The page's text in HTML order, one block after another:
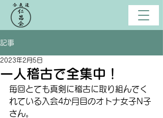
記事
一人稽古で全集中！
2023年2月5日
毎回とても真剣に稽古に取り組んでく
れている入会4か月目のオトナ女子N子
さん。